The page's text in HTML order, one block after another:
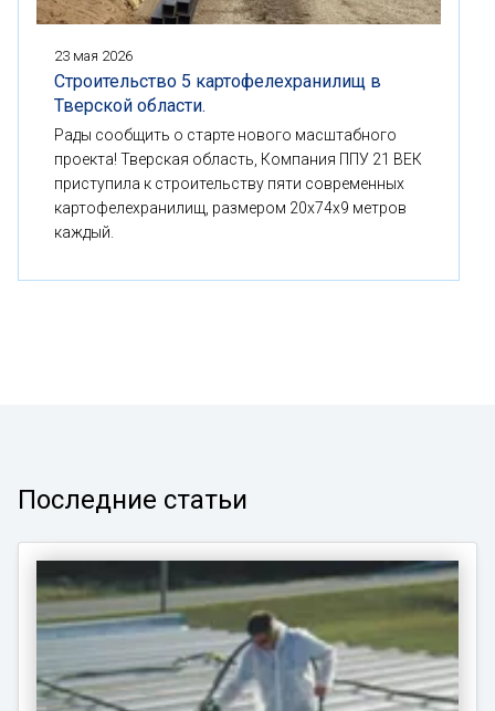
23 мая 2026
Строительство 5 картофелехранилищ в
Тверской области.
Рады сообщить о старте нового масштабного
проекта! Тверская область, Компания ППУ 21 ВЕК
приступила к строительству пяти современных
картофелехранилищ, размером 20x74x9 метров
каждый.
Последние статьи